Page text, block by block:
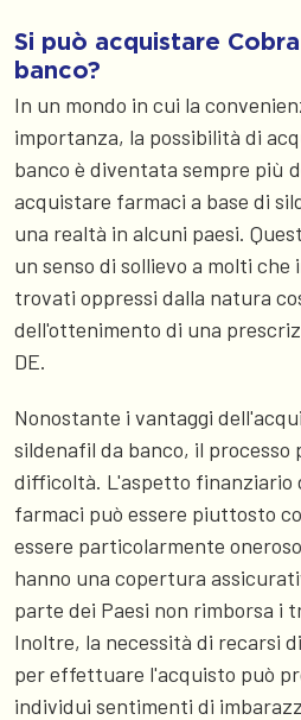
Si può acquistare
banco?
In un mondo in cui la
importanza, la possibilità di
banco è diventata sempre più
acquistare farmaci a base di
una realtà in alcuni paesi.
un senso di sollievo a molti che
trovati oppressi dalla natura
dell'ottenimento di una
DE.
Nonostante i vantaggi
sildenafil da banco, il processo
difficoltà. L'aspetto finanziario
farmaci può essere piuttosto
essere particolarmente
hanno una copertura
parte dei Paesi non rimborsa i
Inoltre, la necessità di recarsi
per effettuare l'acquisto può
individui sentimenti di